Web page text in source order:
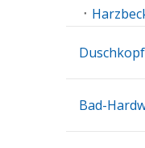
Duschkopf
Bad-